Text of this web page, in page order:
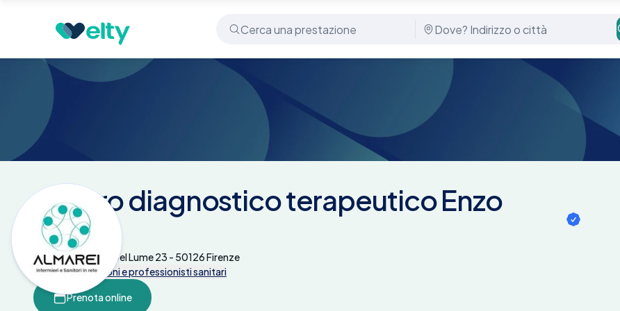
Centri medici
Centro diagnostico terapeutico Enzo
Viciani
Via Del Crocifisso Del Lume 23 - 50126 Firenze
Tutte le prestazioni e professionisti sanitari
Prenota online